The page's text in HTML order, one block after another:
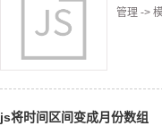
管理 ->
js将时间区间变成月份数组